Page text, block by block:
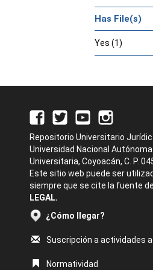
Has File(s)
Yes (1)
Repositorio Universitario
Universidad Nacional
Universitaria, Coyoacán, C. P.
Este sitio web puede ser
siempre que se cite la fuente
LEGAL.
¿Cómo llegar?
Suscripción a actividades
Normatividad